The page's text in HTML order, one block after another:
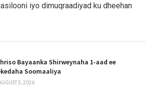
iyo dimuqraadiyad ku dheehan
Bayaanka Shirweynaha 1-aad ee
Soomaaliya
5, 2026